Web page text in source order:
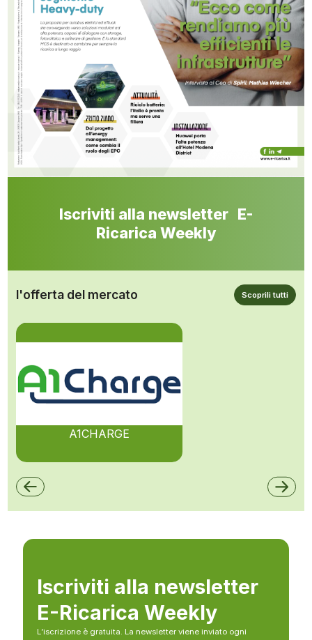
Iscriviti alla newsletter E-
Ricarica Weekly
l'offerta del mercato Scoprili tutti
A1CHARGE
Iscriviti alla newsletter
E-Ricarica Weekly
L’iscrizione è gratuita. La newsletter viene inviato ogni